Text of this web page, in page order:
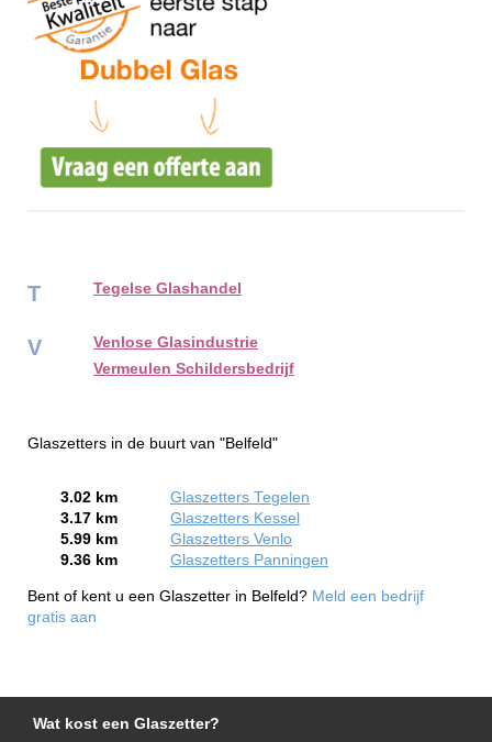
T Tegelse Glashandel
V
Venlose Glasindustrie
Vermeulen Schildersbedrijf
Glaszetters in de buurt van "Belfeld"
3.02 km
Glaszetters Tegelen
3.17 km
Glaszetters Kessel
5.99 km
Glaszetters Venlo
9.36 km
Glaszetters Panningen
Bent of kent u een Glaszetter in Belfeld? Meld een bedrijf
gratis aan
Wat kost een Glaszetter?